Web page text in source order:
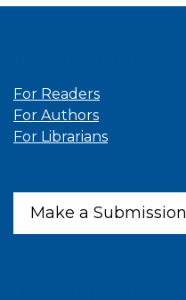
For Readers
For Authors
For Librarians
Make a Submission